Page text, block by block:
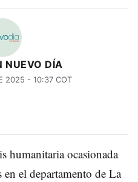
NUEVO DÍA
2025 - 10:37 COT
humanitaria ocasionada
el departamento de La